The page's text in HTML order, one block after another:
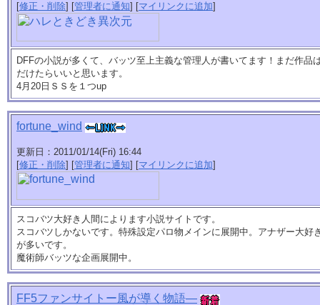
[修正・削除] [管理者に通知] [マイリンクに追加]
DFFの小説が多くて、バッツ至上主義な管理人が書いてます！まだ作品
だけたらいいと思います。
4月20日ＳＳを１つup
fortune_wind
更新日：2011/01/14(Fri) 16:44
[修正・削除] [管理者に通知] [マイリンクに追加]
スコバツ大好き人間によります小説サイトです。
スコバツしかないです。特殊設定パロ物メインに展開中。アナザー大好
が多いです。
魔術師バッツな企画展開中。
FF5ファンサイトー風が導く物語―